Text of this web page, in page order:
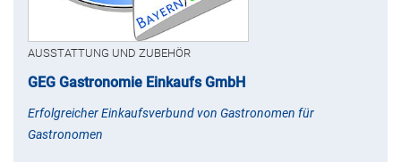
AUSSTATTUNG UND ZUBEHÖR
GEG Gastronomie Einkaufs GmbH
Erfolgreicher Einkaufsverbund von Gastronomen für
Gastronomen